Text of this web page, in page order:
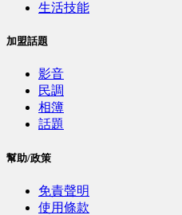
生活技能
加盟話題
影音
民調
相簿
話題
幫助/政策
免責聲明
使用條款